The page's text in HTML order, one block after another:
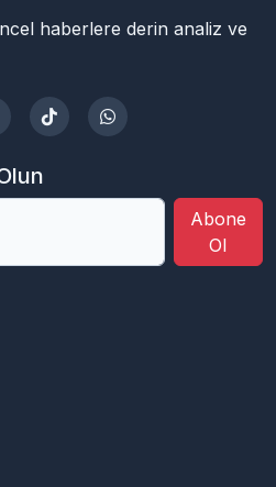
haberlere derin analiz ve
Abone
Ol